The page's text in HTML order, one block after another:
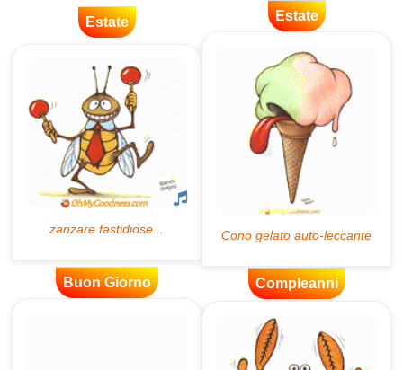
Estate Estate
Buon Giorno Compleanni